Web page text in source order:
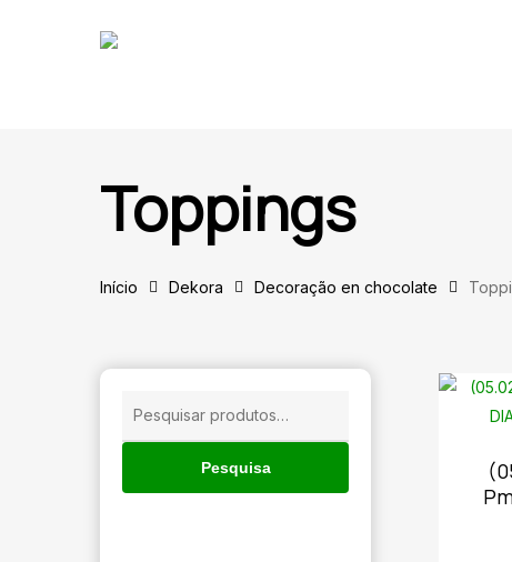
🔍
Toppings
Início Dekora Decoração en chocolate
Pesquisa